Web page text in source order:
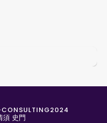
須 史門